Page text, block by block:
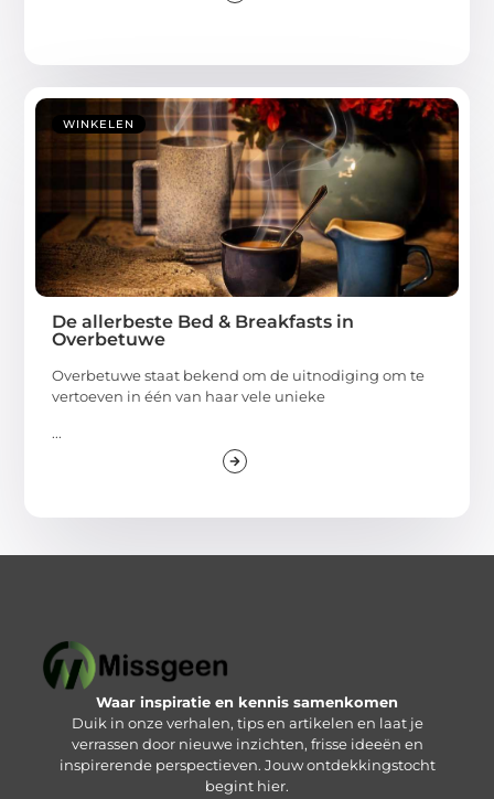
WINKELEN
De allerbeste Bed & Breakfasts in
Overbetuwe
Overbetuwe staat bekend om de uitnodiging om te
vertoeven in één van haar vele unieke
...
Waar inspiratie en kennis samenkomen
Duik in onze verhalen, tips en artikelen en laat je
verrassen door nieuwe inzichten, frisse ideeën en
inspirerende perspectieven. Jouw ontdekkingstocht
begint hier.